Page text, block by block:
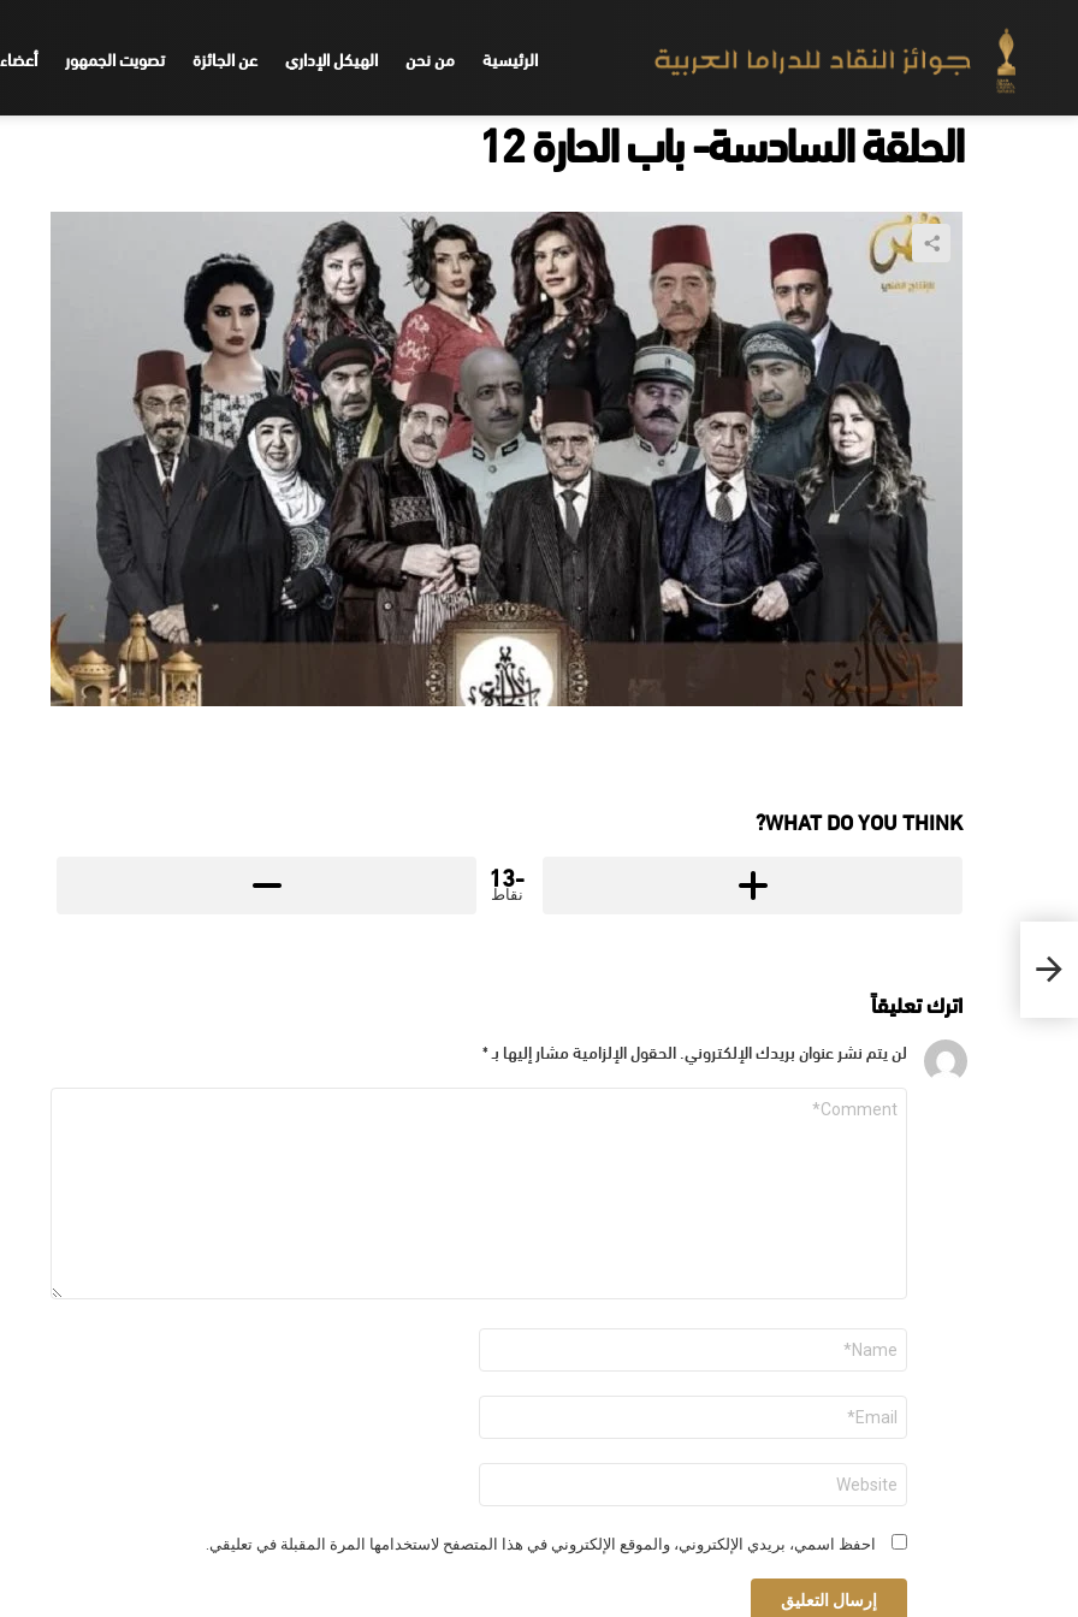
الرئيسية من نحن الهيكل الإداري عن الجائزة تصويت الجمهور
الحلقة السادسة- باب الحارة 12
WHAT DO YOU THINK?
-13
نقاط
اترك تعليقاً
لن يتم نشر عنوان بريدك الإلكتروني. الحقول الإلزامية مشار إليها بـ *
التعليق
الاسم
البريد
الإلكتروني
*
الموقع
الإلكتروني
احفظ اسمي، بريدي الإلكتروني، والموقع الإلكتروني في هذا المتصفح لاستخدامها المرة المقبلة في تعليقي.